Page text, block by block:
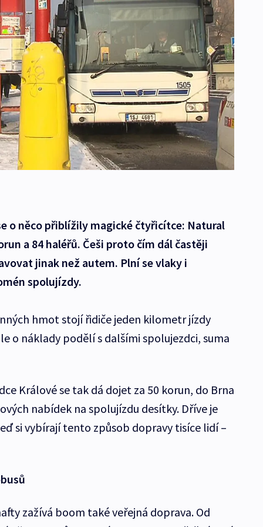
o něco přiblížily magické čtyřicítce: Natural
a 84 haléřů. Češi proto čím dál častěji
jinak než autem. Plní se vlaky i
spolujízdy.
hmot stojí řidiče jeden kilometr jízdy
o náklady podělí s dalšími spolujezdci, suma
Králové se tak dá dojet za 50 korun, do Brna
nabídek na spolujízdu desítky. Dříve je
si vybírají tento způsob dopravy tisíce lidí –
zažívá boom také veřejná doprava. Od